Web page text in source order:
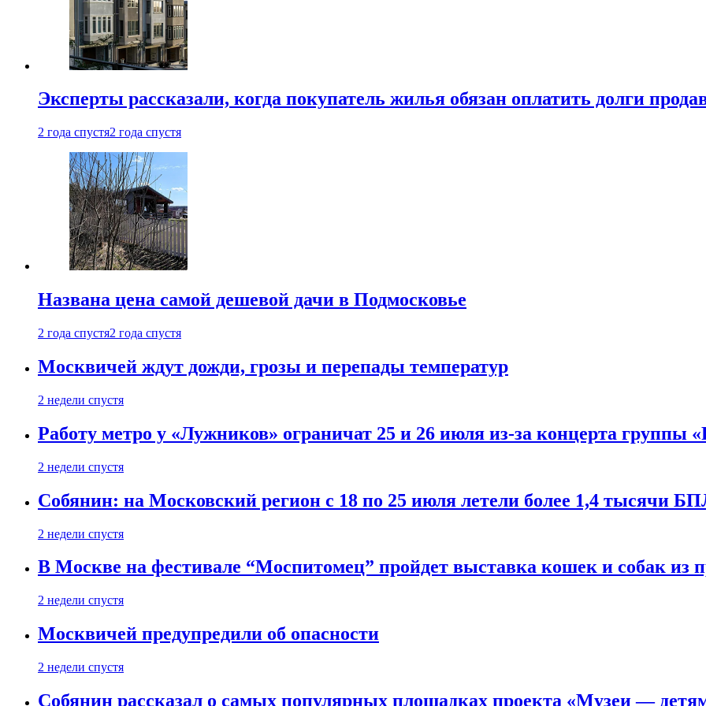
Эксперты рассказали, когда покупатель жилья обязан оплатить долги
2 года спустя2 года спустя
Названа цена самой дешевой дачи в Подмосковье
2 года спустя2 года спустя
Москвичей ждут дожди, грозы и перепады температур
2 недели спустя
Работу метро у «Лужников» ограничат 25 и 26 июля из-за концерта группы
2 недели спустя
Собянин: на Московский регион с 18 по 25 июля летели более 1,4 тысячи
2 недели спустя
В Москве на фестивале “Моспитомец” пройдет выставка кошек и собак из
2 недели спустя
Москвичей предупредили об опасности
2 недели спустя
Собянин рассказал о самых популярных площадках проекта «Музеи —